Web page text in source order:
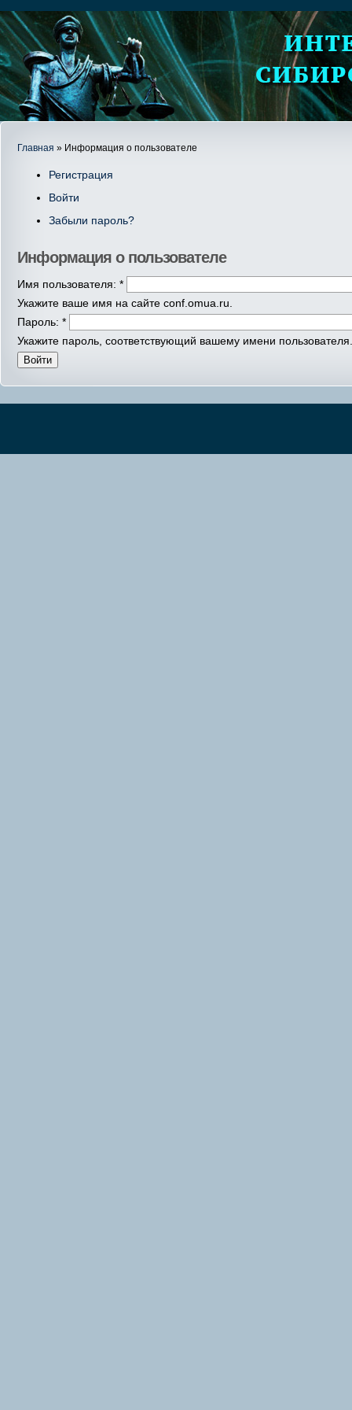
Главная » Информация о пользователе
Регистрация
Войти
Забыли пароль?
Информация о пользователе
Имя пользователя: *
Укажите ваше имя на сайте conf.omua.ru.
Пароль: *
Укажите пароль, соответствующий вашему имени пользователя.